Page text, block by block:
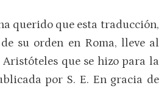
querido que esta traducción,
su orden en Roma, lleve al
que se hizo para la
por S. E. En gracia de